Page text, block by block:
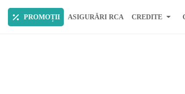
PROMOȚII ASIGURĂRI RCA CREDITE